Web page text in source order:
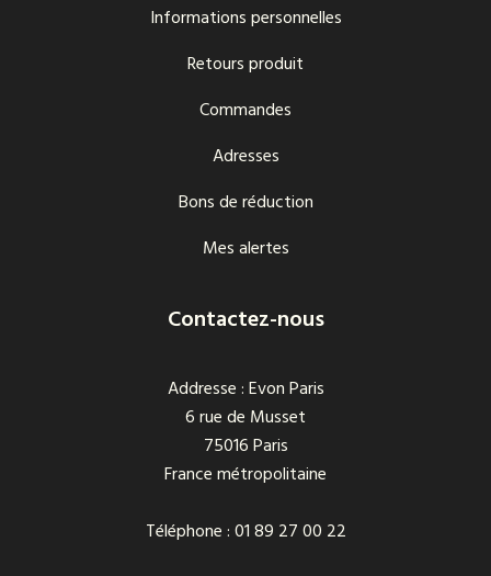
Informations personnelles
Retours produit
Commandes
Adresses
Bons de réduction
Mes alertes
Contactez-nous
Addresse : Evon Paris
6 rue de Musset
75016 Paris
France métropolitaine
Téléphone : 01 89 27 00 22